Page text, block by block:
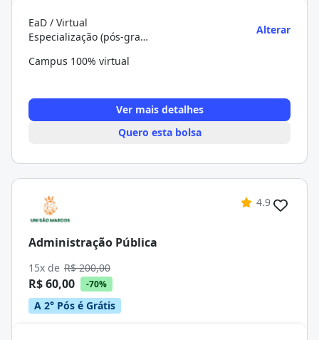
EaD / Virtual
Especialização (pós-graduação)
Alterar
Campus 100% virtual
Ver mais detalhes
Quero esta bolsa
4.9
Administração Pública
15x de R$ 200,00
R$ 60,00 -70%
A 2° Pós é Grátis